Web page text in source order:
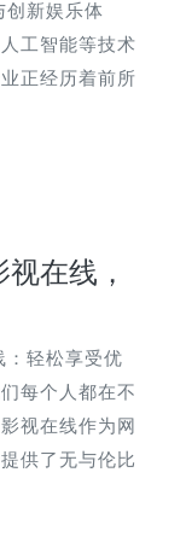
新娱乐体
工智能等技术
正经历着前所
在线，
轻松享受优
每个人都在不
视在线作为网
供了无与伦比